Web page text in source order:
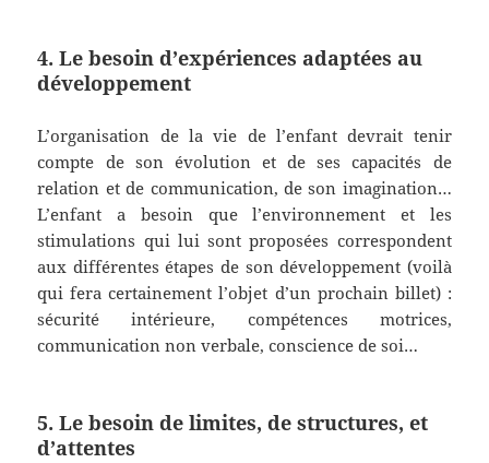
4. Le besoin d’expériences adaptées au
développement
L’organisation de la vie de l’enfant devrait tenir
compte de son évolution et de ses capacités de
relation et de communication, de son imagination…
L’enfant a besoin que l’environnement et les
stimulations qui lui sont proposées correspondent
aux différentes étapes de son développement (voilà
qui fera certainement l’objet d’un prochain billet) :
sécurité intérieure, compétences motrices,
communication non verbale, conscience de soi…
5. Le besoin de limites, de structures, et
d’attentes